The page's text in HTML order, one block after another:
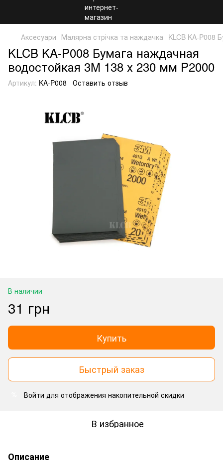
Аксесуари Малярна стрічка та наждачка KLCB KA-P008
KLCB KA-P008 Бумага наждачная
водостойкая 3M 138 х 230 мм P2000
Артикул: KA-P008 Оставить отзыв
В наличии
31 грн
Купить
Быстрый заказ
Войти для отображения накопительной скидки
В избранное
Описание